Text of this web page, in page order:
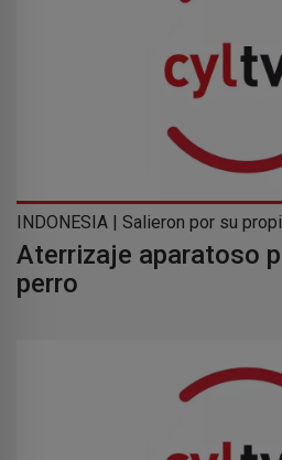
INDONESIA | Salieron por su
Aterrizaje aparatoso
perro